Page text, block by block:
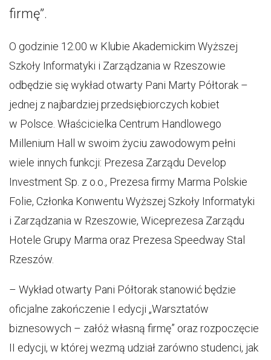
firmę”.
O godzinie 12.00 w Klubie Akademickim Wyższej
Szkoły Informatyki i Zarządzania w Rzeszowie
odbędzie się wykład otwarty Pani Marty Półtorak –
jednej z najbardziej przedsiębiorczych kobiet
w Polsce. Właścicielka Centrum Handlowego
Millenium Hall w swoim życiu zawodowym pełni
wiele innych funkcji: Prezesa Zarządu Develop
Investment Sp. z o.o., Prezesa firmy Marma Polskie
Folie, Członka Konwentu Wyższej Szkoły Informatyki
i Zarządzania w Rzeszowie, Wiceprezesa Zarządu
Hotele Grupy Marma oraz Prezesa Speedway Stal
Rzeszów.
– Wykład otwarty Pani Półtorak stanowić będzie
oficjalne zakończenie I edycji „Warsztatów
biznesowych – załóż własną firmę” oraz rozpoczęcie
II edycji, w której wezmą udział zarówno studenci, jak